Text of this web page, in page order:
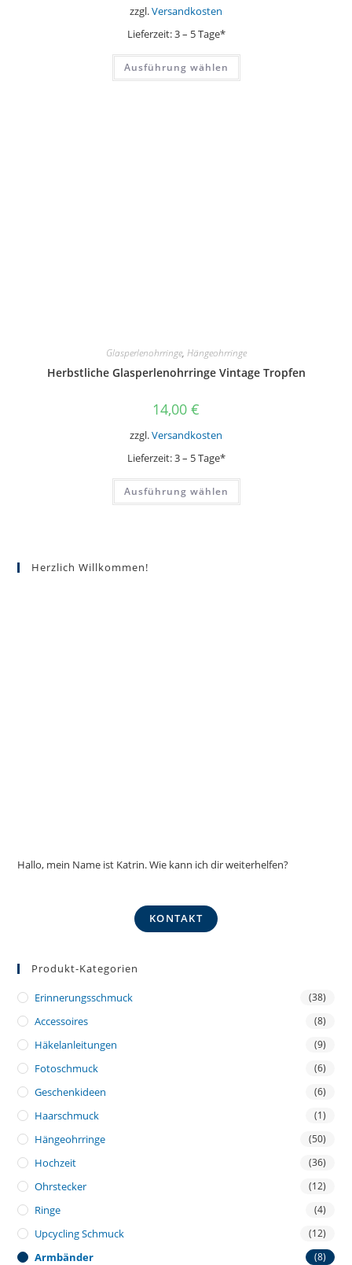
zzgl.Versandkosten
Lieferzeit:3 – 5 Tage*
Ausführung wählen
Dieses
weist
Glasperlenohrringe, Hängeohrringe
Herbstliche Glasperlenohrringe Vintage Tropfen
14,00 €
zzgl.Versandkosten
Lieferzeit:3 – 5 Tage*
Ausführung wählen
Dieses
weist
Herzlich Willkommen!
Hallo, mein Name ist Katrin. Wie kann ich dir weiterhelfen?
KONTAKT
Produkt-Kategorien
Erinnerungsschmuck (38)
Accessoires (8)
Häkelanleitungen (9)
Fotoschmuck (6)
Geschenkideen (6)
Haarschmuck (1)
Hängeohrringe (50)
Hochzeit (36)
Ohrstecker (12)
Ringe (4)
Upcycling Schmuck (12)
Armbänder (8)